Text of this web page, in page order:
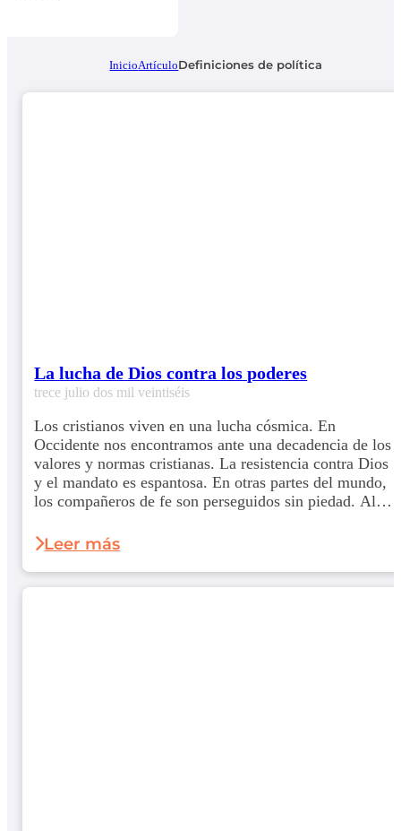
InicioArtículoDefiniciones de política
La lucha de Dios contra los poderes
trece julio dos mil veintiséis
Los cristianos viven en una lucha cósmica. En
Occidente nos encontramos ante una decadencia de los
valores y normas cristianas. La resistencia contra Dios
y el mandato es espantosa. En otras partes del mundo,
los compañeros de fe son perseguidos sin piedad. Al
vale: 'que nosotros sólo después de muchas pruebas el
Leer más